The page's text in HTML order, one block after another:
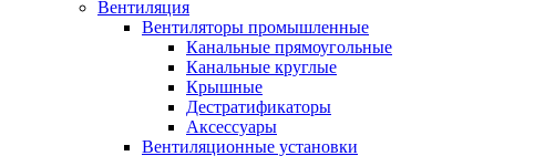
Вентиляция
Вентиляторы промышленные
Канальные прямоугольные
Канальные круглые
Крышные
Дестратификаторы
Аксессуары
Вентиляционные установки